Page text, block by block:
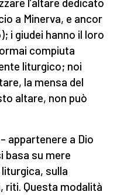
l’altare dedicato
a Minerva, e ancor
i giudei hanno il loro
compiuta
liturgico; noi
la mensa del
altare, non può
– appartenere a Dio
basa su mere
sulla
riti. Questa modalità